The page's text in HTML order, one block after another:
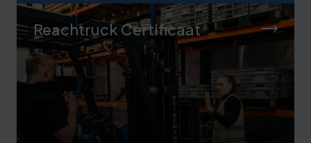
Reachtruck Certificaat